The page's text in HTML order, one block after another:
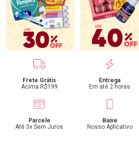
Benefícios
Frete Grátis
Acima R$199
Entrega
Em até 2 horas
Parcele
Até 3x Sem Juros
Baixe
Nosso Aplicativo